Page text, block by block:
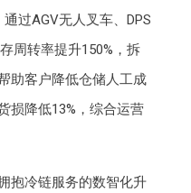
过AGV无人叉车、DPS
周转率提升150%，拆
助客户降低仓储人工成
损降低13%，综合运营
抱冷链服务的数智化升